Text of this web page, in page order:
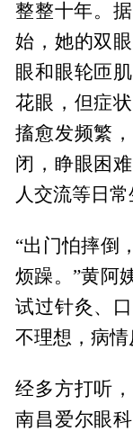
整整十年。
始，她的双
眼和眼轮匝
花眼，但症
搐愈发频繁
闭，睁眼困
人交流等日常
“出门怕摔倒
烦躁。”黄阿
试过针灸、
不理想，病情
经多方打听
南昌爱尔眼